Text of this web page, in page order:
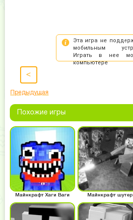
<
Предыдущая
Похожие игры
Майнкрафт Хаги Ваги Майнкрафт шутер